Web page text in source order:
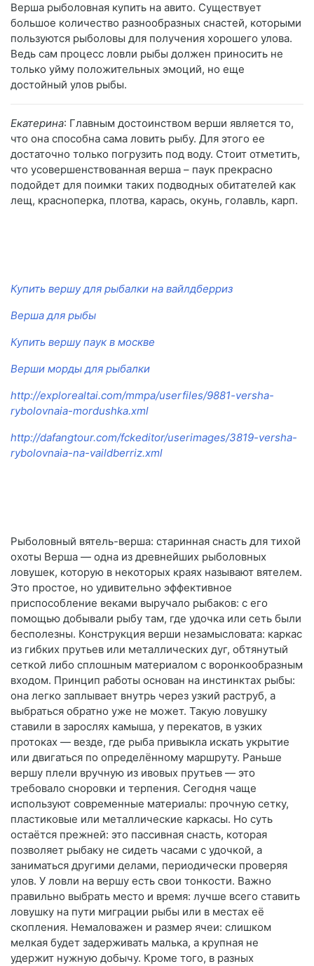
Верша рыболовная купить на авито. Существует
большое количество разнообразных снастей, которыми
пользуются рыболовы для получения хорошего улова.
Ведь сам процесс ловли рыбы должен приносить не
только уйму положительных эмоций, но еще
достойный улов рыбы.
Екатерина: Главным достоинством верши является то,
что она способна сама ловить рыбу. Для этого ее
достаточно только погрузить под воду. Стоит отметить,
что усовершенствованная верша – паук прекрасно
подойдет для поимки таких подводных обитателей как
лещ, красноперка, плотва, карась, окунь, голавль, карп.
Купить вершу для рыбалки на вайлдберриз
Верша для рыбы
Купить вершу паук в москве
Верши морды для рыбалки
http://explorealtai.com/mmpa/userfiles/9881-versha-
rybolovnaia-mordushka.xml
http://dafangtour.com/fckeditor/userimages/3819-versha-
rybolovnaia-na-vaildberriz.xml
Рыболовный вятель-верша: старинная снасть для тихой
охоты Верша — одна из древнейших рыболовных
ловушек, которую в некоторых краях называют вятелем.
Это простое, но удивительно эффективное
приспособление веками выручало рыбаков: с его
помощью добывали рыбу там, где удочка или сеть были
бесполезны. Конструкция верши незамысловата: каркас
из гибких прутьев или металлических дуг, обтянутый
сеткой либо сплошным материалом с воронкообразным
входом. Принцип работы основан на инстинктах рыбы:
она легко заплывает внутрь через узкий раструб, а
выбраться обратно уже не может. Такую ловушку
ставили в зарослях камыша, у перекатов, в узких
протоках — везде, где рыба привыкла искать укрытие
или двигаться по определённому маршруту. Раньше
вершу плели вручную из ивовых прутьев — это
требовало сноровки и терпения. Сегодня чаще
используют современные материалы: прочную сетку,
пластиковые или металлические каркасы. Но суть
остаётся прежней: это пассивная снасть, которая
позволяет рыбаку не сидеть часами с удочкой, а
заниматься другими делами, периодически проверяя
улов. У ловли на вершу есть свои тонкости. Важно
правильно выбрать место и время: лучше всего ставить
ловушку на пути миграции рыбы или в местах её
скопления. Немаловажен и размер ячеи: слишком
мелкая будет задерживать малька, а крупная не
удержит нужную добычу. Кроме того, в разных